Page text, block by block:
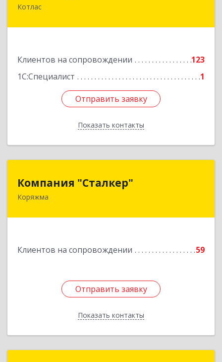
Котлас
Клиентов на сопровождении
123
1С:Специалист
1
Отправить заявку
Показать контакты
Отправить заявку
Назад
Компания "Сталкер"
Коряжма
Клиентов на сопровождении 59
Отправить заявку
Показать контакты
Отправить заявку
Назад